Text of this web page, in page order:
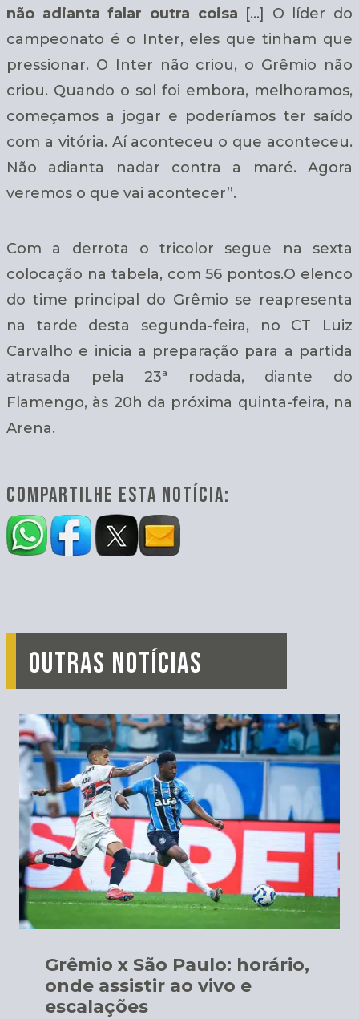
não adianta falar outra coisa […] O líder do
campeonato é o Inter, eles que tinham que
pressionar. O Inter não criou, o Grêmio não
criou. Quando o sol foi embora, melhoramos,
começamos a jogar e poderíamos ter saído
com a vitória. Aí aconteceu o que aconteceu.
Não adianta nadar contra a maré. Agora
veremos o que vai acontecer”.
Com a derrota o tricolor segue na sexta
colocação na tabela, com 56 pontos.O elenco
do time principal do Grêmio se reapresenta
na tarde desta segunda-feira, no CT Luiz
Carvalho e inicia a preparação para a partida
atrasada pela 23ª rodada, diante do
Flamengo, às 20h da próxima quinta-feira, na
Arena.
COMPARTILHE ESTA NOTÍCIA:
OUTRAS NOTÍCIAS
Grêmio x São Paulo: horário,
onde assistir ao vivo e
escalações